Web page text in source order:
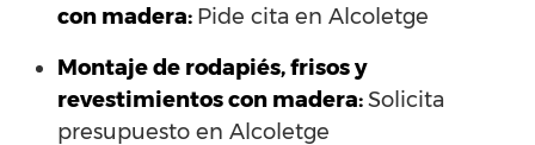
con madera: Pide cita en Alcoletge
Montaje de rodapiés, frisos y
revestimientos con madera:Solicita
presupuesto en Alcoletge